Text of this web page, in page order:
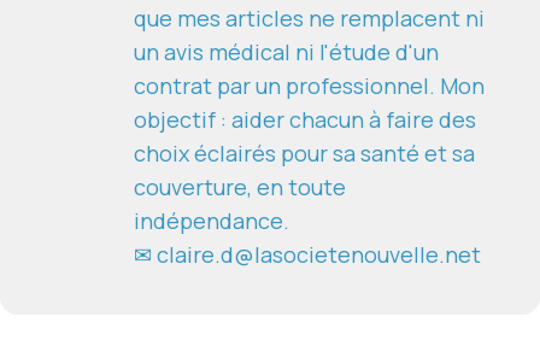
que mes articles ne remplacent ni
un avis médical ni l'étude d'un
contrat par un professionnel. Mon
objectif : aider chacun à faire des
choix éclairés pour sa santé et sa
couverture, en toute
indépendance.
✉ claire.d@lasocietenouvelle.net